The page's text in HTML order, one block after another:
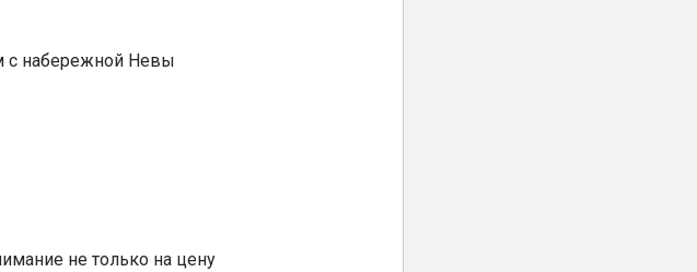
с набережной Невы
не только на цену